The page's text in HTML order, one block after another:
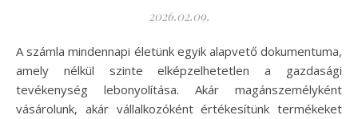
2026.02.09.
A számla mindennapi életünk egyik alapvető dokumentuma,
amely nélkül szinte elképzelhetetlen a gazdasági
tevékenység lebonyolítása. Akár magánszemélyként
vásárolunk, akár vállalkozóként értékesítünk termékeket